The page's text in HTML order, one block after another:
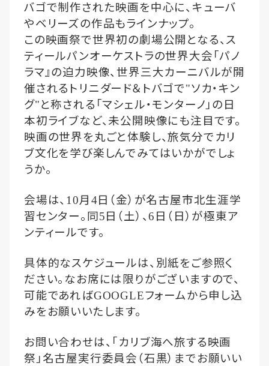
バゴで制作された映画を中心に、キューバ
やベリーズの作品もラインナップ。
この映画祭で世界初の劇場公開となる、ス
ティールパンオーケストラの世界大会「パノ
ラマ』の迫力映像、世界三大カーニバルが開
催されるトリニダード＆トバゴで"ソカ・キン
グ"と称される「マシェル・モンターノ」の日
本初ライブなど、未公開映像にも注目です。
映画の世界を丸ごと体験し、旅気分でカリ
ブ文化を学び楽しんでみてはいかがでしょ
うか。
会場は、 10月 4日（金）が名古屋市北生涯学
習センター。同5日（土）、6 日（日）が極東ア
ンティールです。
具体的なスケジュールは、別紙をご参照く
ださい。なお席には限りがございますので、
可能であればGOOGLEフォームから申し込
みをお願いいたします。
お問い合わせは、「カリブ海へ旅する映画
祭」名古屋実行委員会（石黒）までお願いい